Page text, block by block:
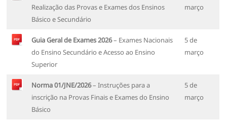
Realização das Provas e Exames dos Ensinos
Básico e Secundário
março
Guia Geral de Exames 2026– Exames Nacionais
do Ensino Secundário e Acesso ao Ensino
Superior
5 de
março
Norma 01/JNE/2026– Instruções para a
inscrição na Provas Finais e Exames do Ensino
Básico
5 de
março